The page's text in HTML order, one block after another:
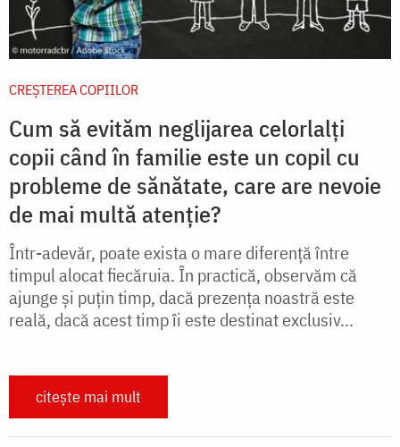
CREŞTEREA COPIILOR
Cum să evităm neglijarea celorlalți
copii când în familie este un copil cu
probleme de sănătate, care are nevoie
de mai multă atenție?
Într-adevăr, poate exista o mare diferenţă între
timpul alocat fiecăruia. În practică, observăm că
ajunge şi puţin timp, dacă prezenţa noastră este
reală, dacă acest timp îi este destinat exclusiv...
citește mai mult